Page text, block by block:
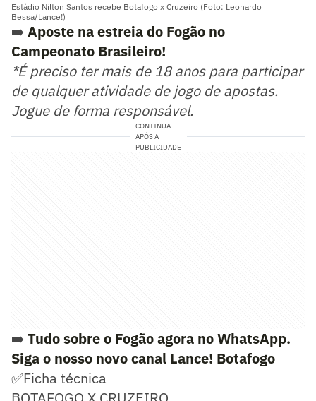
Estádio Nilton Santos recebe Botafogo x Cruzeiro (Foto: Leonardo
Bessa/Lance!)
➡️ Aposte na estreia do Fogão no
Campeonato Brasileiro!
*É preciso ter mais de 18 anos para participar
de qualquer atividade de jogo de apostas.
Jogue de forma responsável.
CONTINUA
APÓS A
PUBLICIDADE
➡️ Tudo sobre o Fogão agora no WhatsApp.
Siga o nosso novo canal Lance! Botafogo
✅Ficha técnica